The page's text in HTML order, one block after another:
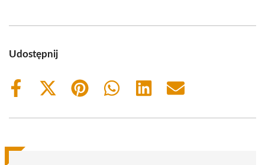
Udostępnij
Share
Share
(Twitter)
Share
Share
Share
Share